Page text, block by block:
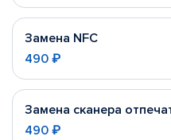
Замена NFC
490 ₽
Замена сканера
490 ₽